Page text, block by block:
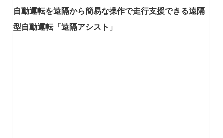
自動運転を遠隔から簡易な操作で走行支援できる遠隔
型自動運転「遠隔アシスト」